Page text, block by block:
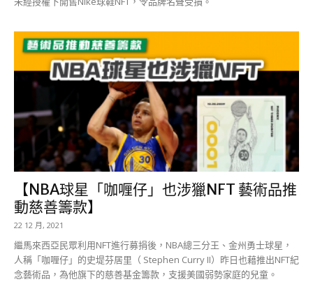
【NBA球星「咖喱仔」也涉獵NFT 藝術品推
動慈善籌款】
22 12 月, 2021
繼馬來西亞民眾利用NFT進行募捐後，NBA總三分王、金州勇士球星，
人稱「咖喱仔」的史堤芬居里（ Stephen Curry II）昨日也藉推出NFT紀
念藝術品，為他旗下的慈善基金籌款，支援美國弱勢家庭的兒童。